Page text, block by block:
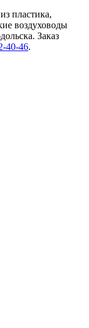
пластика,
воздуховоды
Заказ
40-46.